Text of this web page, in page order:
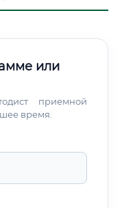
или
приемной
время.